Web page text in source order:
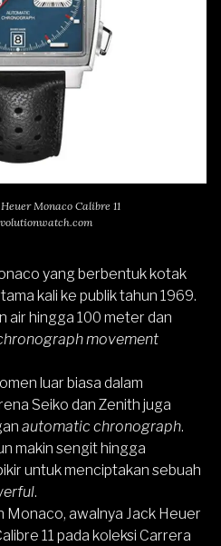
Monaco Calibre 11
yang berbentuk kotak
kali ke publik tahun 1969.
air hingga 100 meter dan
movement
luar biasa dalam
Seiko dan Zenith juga
automatic chronograph.
makin sengit hingga
untuk menciptakan sebuah
.
Monaco, awalnya Jack Heuer
11 pada koleksi Carrera